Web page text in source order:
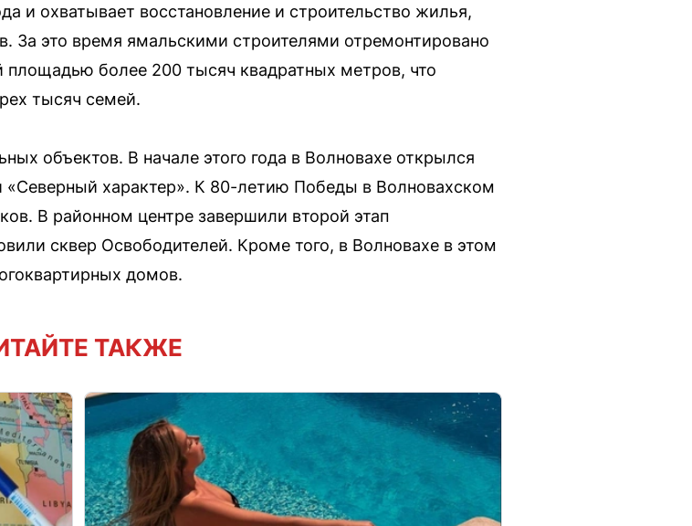
и охватывает восстановление и строительство жилья,
За это время ямальскими строителями отремонтировано
более 200 тысяч квадратных метров, что
тысяч семей.
объектов. В начале этого года в Волновахе открылся
«Северный характер». К 80-летию Победы в Волновахском
В районном центре завершили второй этап
сквер Освободителей. Кроме того, в Волновахе в этом
домов.
ТАКЖЕ